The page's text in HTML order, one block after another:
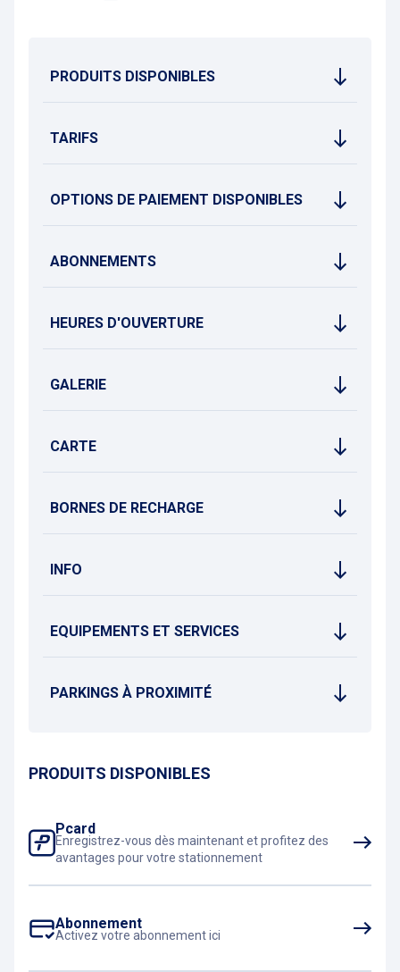
PRODUITS DISPONIBLES
TARIFS
OPTIONS DE PAIEMENT DISPONIBLES
ABONNEMENTS
HEURES D'OUVERTURE
GALERIE
CARTE
BORNES DE RECHARGE
INFO
EQUIPEMENTS ET SERVICES
PARKINGS À PROXIMITÉ
PRODUITS DISPONIBLES
Pcard
Enregistrez-vous dès maintenant et profitez des
avantages pour votre stationnement
Abonnement
Activez votre abonnement ici